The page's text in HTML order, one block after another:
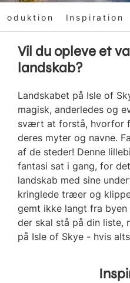
Inspiration
Vil du opleve et
landskab?
Landskabet på Isle of
magisk, anderledes og
svært at forstå, hvorfor
deres myter og navne.
af de steder! Denne
fantasi sat i gang, for
landskab med sine
kringlede træer og
gemt ikke langt fra
der skal stå på din liste,
på Isle of Skye - hvis